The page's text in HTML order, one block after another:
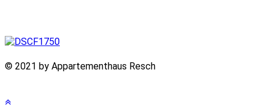
© 2021 by Appartementhaus Resch